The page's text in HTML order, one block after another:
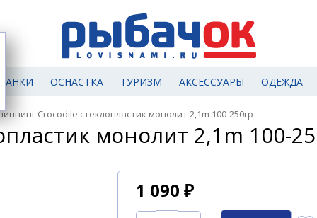
ОСНАСТКА ТУРИЗМ АКСЕССУАРЫ ОДЕЖДА
Crocodile стеклопластик монолит 2,1m 100-250гр
монолит 2,1m 100-
1 090 ₽